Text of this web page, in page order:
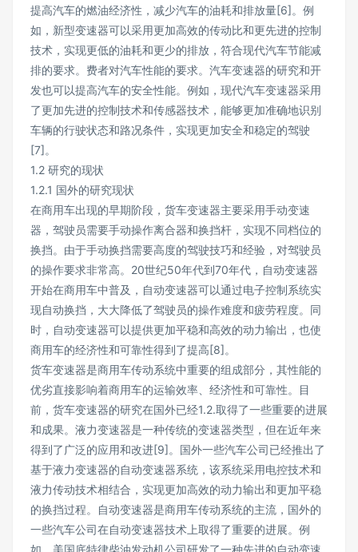
提高汽车的燃油经济性，减少汽车的油耗和排放量[6]。例
如，新型变速器可以采用更加高效的传动比和更先进的控制
技术，实现更低的油耗和更少的排放，符合现代汽车节能减
排的要求。费者对汽车性能的要求。汽车变速器的研究和开
发也可以提高汽车的安全性能。例如，现代汽车变速器采用
了更加先进的控制技术和传感器技术，能够更加准确地识别
车辆的行驶状态和路况条件，实现更加安全和稳定的驾驶
[7]。
1.2 研究的现状
1.2.1 国外的研究现状
在商用车出现的早期阶段，货车变速器主要采用手动变速
器，驾驶员需要手动操作离合器和换挡杆，实现不同档位的
换挡。由于手动换挡需要高度的驾驶技巧和经验，对驾驶员
的操作要求非常高。20世纪50年代到70年代，自动变速器
开始在商用车中普及，自动变速器可以通过电子控制系统实
现自动换挡，大大降低了驾驶员的操作难度和疲劳程度。同
时，自动变速器可以提供更加平稳和高效的动力输出，也使
商用车的经济性和可靠性得到了提高[8]。
货车变速器是商用车传动系统中重要的组成部分，其性能的
优劣直接影响着商用车的运输效率、经济性和可靠性。目
前，货车变速器的研究在国外已经1.2.取得了一些重要的进展
和成果。液力变速器是一种传统的变速器类型，但在近年来
得到了广泛的应用和改进[9]。国外一些汽车公司已经推出了
基于液力变速器的自动变速器系统，该系统采用电控技术和
液力传动技术相结合，实现更加高效的动力输出和更加平稳
的换挡过程。自动变速器是商用车传动系统的主流，国外的
一些汽车公司在自动变速器技术上取得了重要的进展。例
如，美国底特律柴油发动机公司研发了一种先进的自动变速